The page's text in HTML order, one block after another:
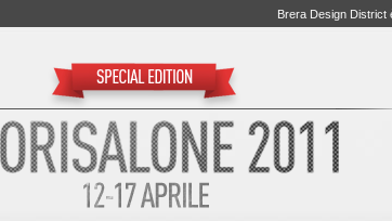
Brera Design District